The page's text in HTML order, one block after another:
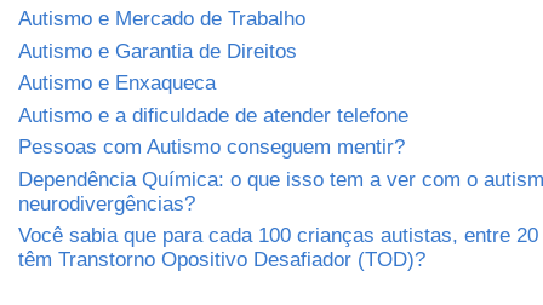
Autismo e Mercado de Trabalho
Autismo e Garantia de Direitos
Autismo e Enxaqueca
Autismo e a dificuldade de atender telefone
Pessoas com Autismo conseguem mentir?
Dependência Química: o que isso tem a ver com o
neurodivergências?
Você sabia que para cada 100 crianças autistas, entre
têm Transtorno Opositivo Desafiador (TOD)?